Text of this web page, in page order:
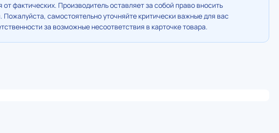
фактических. Производитель оставляет за собой право вносить
самостоятельно уточняйте критически важные для вас
за возможные несоответствия в карточке товара.